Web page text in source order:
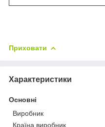
Приховати
Характеристики
Основні
Виробник
Країна виробник